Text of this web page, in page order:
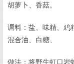
胡萝卜、香菇。
调料：盐、味精、鸡
混合油、白糖、
做法：将野生虹口岩